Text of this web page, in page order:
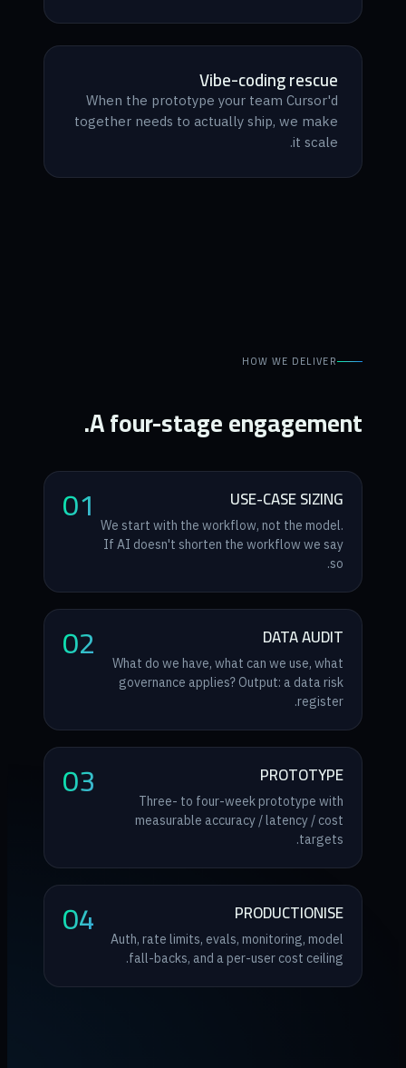
Vibe-coding rescue
When the prototype your team Cursor'd
together needs to actually ship, we make
it scale.
HOW WE DELIVER
A four-stage engagement.
01 USE-CASE SIZING
We start with the workflow, not the model.
If AI doesn't shorten the workflow we say
so.
02 DATA AUDIT
What do we have, what can we use, what
governance applies? Output: a data risk
register.
03 PROTOTYPE
Three- to four-week prototype with
measurable accuracy / latency / cost
targets.
04 PRODUCTIONISE
Auth, rate limits, evals, monitoring, model
fall-backs, and a per-user cost ceiling.